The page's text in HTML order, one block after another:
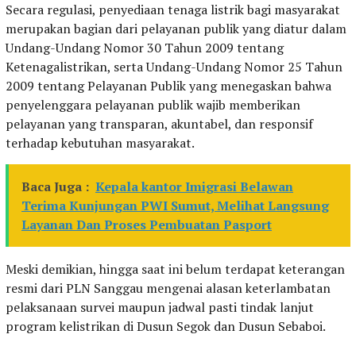
Secara regulasi, penyediaan tenaga listrik bagi masyarakat
merupakan bagian dari pelayanan publik yang diatur dalam
Undang-Undang Nomor 30 Tahun 2009 tentang
Ketenagalistrikan, serta Undang-Undang Nomor 25 Tahun
2009 tentang Pelayanan Publik yang menegaskan bahwa
penyelenggara pelayanan publik wajib memberikan
pelayanan yang transparan, akuntabel, dan responsif
terhadap kebutuhan masyarakat.
Baca Juga : Kepala kantor Imigrasi Belawan
Terima Kunjungan PWI Sumut, Melihat Langsung
Layanan Dan Proses Pembuatan Pasport
Meski demikian, hingga saat ini belum terdapat keterangan
resmi dari PLN Sanggau mengenai alasan keterlambatan
pelaksanaan survei maupun jadwal pasti tindak lanjut
program kelistrikan di Dusun Segok dan Dusun Sebaboi.